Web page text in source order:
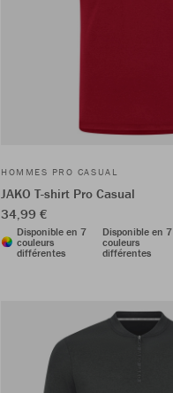
HOMMES PRO CASUAL
JAKO T-shirt Pro Casual
34,99 €
Disponible en 7
couleurs
différentes
Disponible en 7
couleurs
différentes